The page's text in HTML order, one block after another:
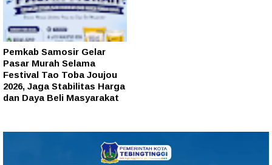
Pemkab Samosir Gelar
Pasar Murah Selama
Festival Tao Toba Joujou
2026, Jaga Stabilitas Harga
dan Daya Beli Masyarakat